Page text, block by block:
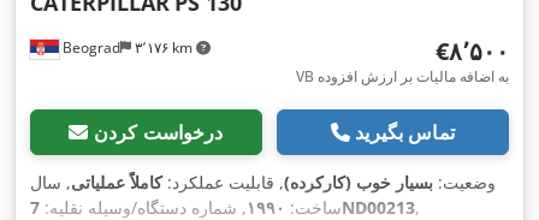
Beograd ۳٬۱۷۶ km ‎€۸٬۵۰۰
VB به اضافه مالیات بر ارزش افزوده
درخواست کردن تماس بگیرید
وضعیت: بسیار خوب (کارکرده), قابلیت عملکرد:کاملاً عملیاتی, سال
ساخت: ۱۹۹۰, شماره دستگاه/وسیله نقلیه: 7ND00213,